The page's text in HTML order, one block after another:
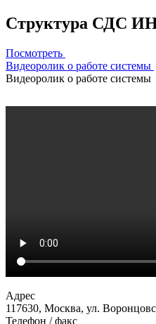
Структура СДС
Посмотреть
Видеоролик о работе системы
Видеоролик о работе системы
Адрес
117630, Москва, ул.
Телефон / факс